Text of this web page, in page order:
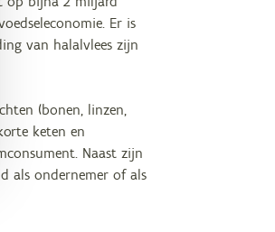
Er is
van halalvlees zijn
(bonen, linzen,
keten en
Naast zijn
als ondernemer of als